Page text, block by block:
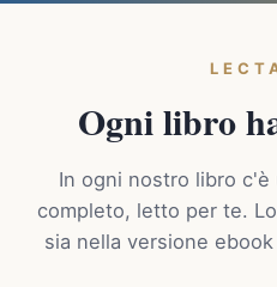
Ogni libro
In ogni nostro libro
completo, letto per te.
sia nella versione